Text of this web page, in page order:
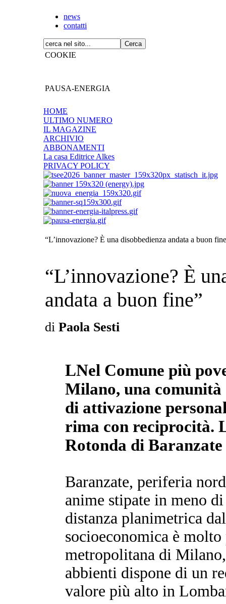
news
contatti
COOKIE
PAUSA-ENERGIA
HOME
ULTIMO NUMERO
IL MAGAZINE
ARCHIVIO
ABBONAMENTI
La casa Editrice Alkes
PRIVACY POLICY
“L’innovazione? È una disobbedienza andata a buon
“L’innovazione? È
andata a buon fine”
di Paola Sesti
LNel Comune più
Milano, una
di attivazione
rima con reciprocità.
Rotonda di Baranzate
Baranzate, periferia
anime stipate in meno
distanza planimetrica
socioeconomica è
metropolitana di
abbienti dispone di un
valore più alto in